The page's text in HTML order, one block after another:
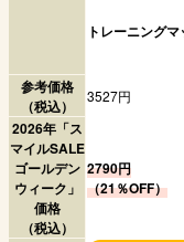
トレーニングマ
参考価格
（税込）
3527円
2026年「ス
マイルSALE
ゴールデン
ウィーク」
価格
（税込）
2790円
（21％OFF）